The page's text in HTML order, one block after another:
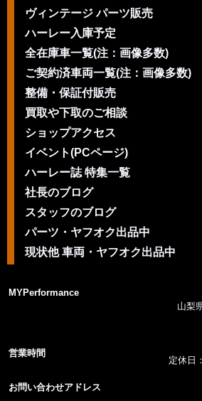
ヴィンテージ パーツ販売
ハーレー入庫予定
全在庫車一覧(注：画像多数)
ご契約済車両一覧(注：画像多数)
整備・保証付販売
買取や下取のご相談
ショップアクセス
イベント(PCページ)
ハーレー誌 特集一覧
社長のブログ
スタッフのブログ
パーツ・ヤフオク出品中
現状他 車両・ヤフオク出品中
MYPerformance
山梨
営業時間
定休日
お問い合わせアドレス